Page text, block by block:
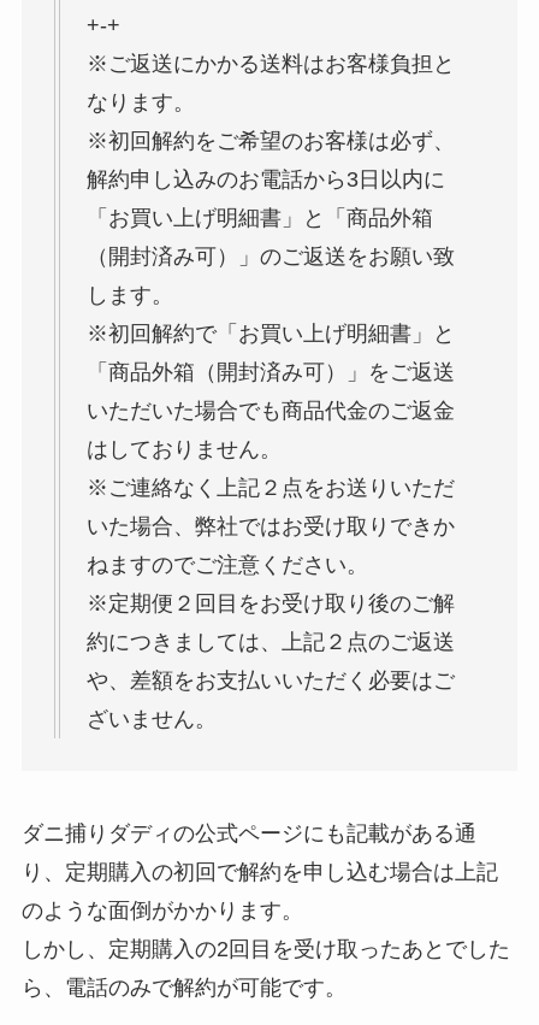
+-+
※ご返送にかかる送料はお客様負担と
なります。
※初回解約をご希望のお客様は必ず、
解約申し込みのお電話から3日以内に
「お買い上げ明細書」と「商品外箱
（開封済み可）」のご返送をお願い致
します。
※初回解約で「お買い上げ明細書」と
「商品外箱（開封済み可）」をご返送
いただいた場合でも商品代金のご返金
はしておりません。
※ご連絡なく上記２点をお送りいただ
いた場合、弊社ではお受け取りできか
ねますのでご注意ください。
※定期便２回目をお受け取り後のご解
約につきましては、上記２点のご返送
や、差額をお支払いいただく必要はご
ざいません。
ダニ捕りダディの公式ページにも記載がある通
り、定期購入の初回で解約を申し込む場合は上記
のような面倒がかかります。
しかし、定期購入の2回目を受け取ったあとでした
ら、電話のみで解約が可能です。